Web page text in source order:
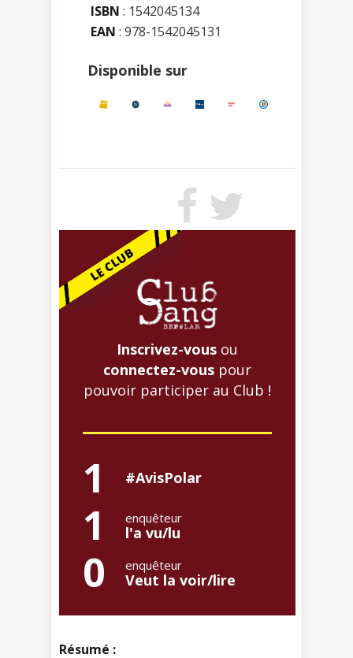
ISBN : 1542045134
EAN : 978-1542045131
Disponible sur
Inscrivez-vous ou
connectez-vous pour
pouvoir participer au Club !
1 #AvisPolar
1 enquêteur
l'a vu/lu
0 enquêteur
Veut la voir/lire
Résumé :